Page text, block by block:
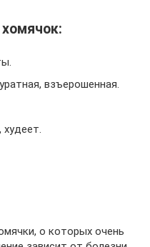
взъерошенная.
худеет.
о которых очень